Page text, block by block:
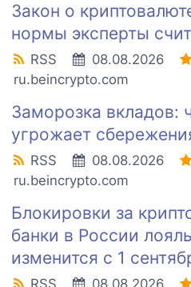
Закон о
нормы эксперты
RSS 08.08.2026
ru.beincrypto.com
Заморозка вкладов:
угрожает
RSS 08.08.2026
ru.beincrypto.com
Блокировки за
банки в России
изменится с 1